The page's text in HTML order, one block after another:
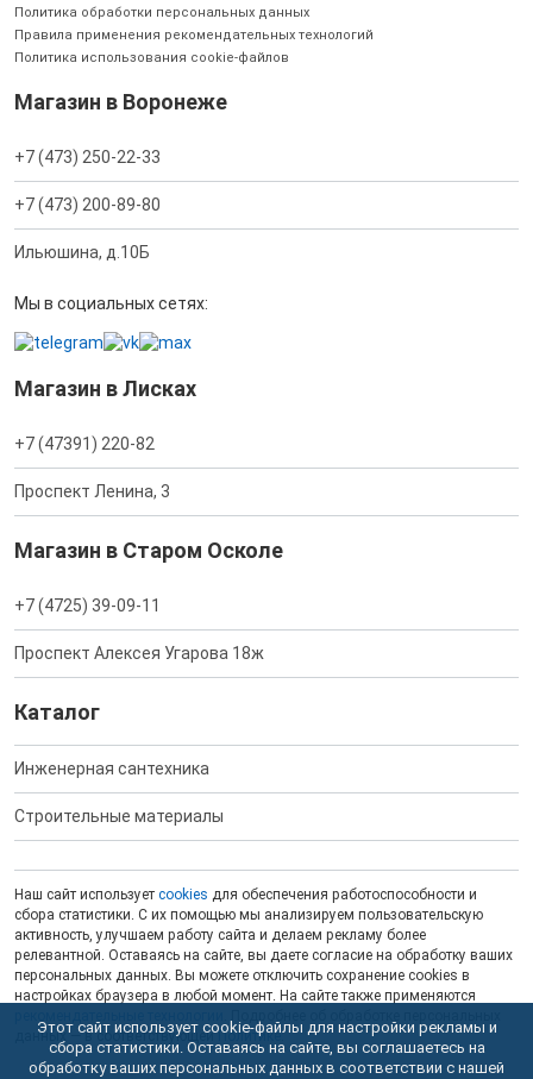
Политика обработки персональных данных
Правила применения рекомендательных технологий
Политика использования cookie-файлов
Магазин в Воронеже
+7 (473) 250-22-33
+7 (473) 200-89-80
Ильюшина, д.10Б
Мы в социальных сетях:
Магазин в Лисках
+7 (47391) 220-82
Проспект Ленина, 3
Магазин в Старом Осколе
+7 (4725) 39-09-11
Проспект Алексея Угарова 18ж
Каталог
Инженерная сантехника
Строительные материалы
Наш сайт использует cookies для обеспечения работоспособности и
сбора статистики. С их помощью мы анализируем пользовательскую
активность, улучшаем работу сайта и делаем рекламу более
релевантной. Оставаясь на сайте, вы даете согласие на обработку ваших
персональных данных. Вы можете отключить сохранение cookies в
настройках браузера в любой момент. На сайте также применяются
данных — в соответствующейПолитике.
Этот сайт использует cookie-файлы для настройки рекламы и
сбора статистики. Оставаясь на сайте, вы соглашаетесь на
обработку ваших персональных данных в соответствии с нашей